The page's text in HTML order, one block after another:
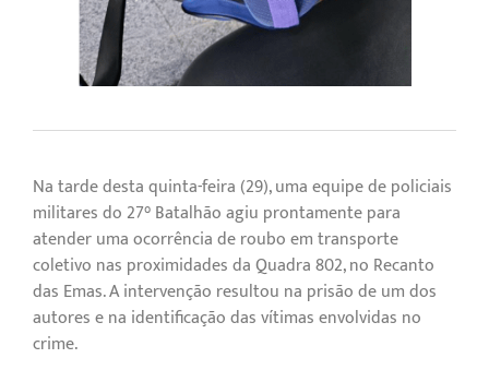
Na tarde desta quinta-feira (29), uma equipe de policiais
militares do 27° Batalhão agiu prontamente para
atender uma ocorrência de roubo em transporte
coletivo nas proximidades da Quadra 802, no Recanto
das Emas. A intervenção resultou na prisão de um dos
autores e na identificação das vítimas envolvidas no
crime.